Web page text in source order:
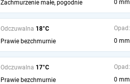
Zachmurzenie małe, pogodnie
0 mm
Odczuwalna 18°C
Prawie bezchmurnie
Opad:
0 mm
Odczuwalna 17°C
Prawie bezchmurnie
Opad:
0 mm